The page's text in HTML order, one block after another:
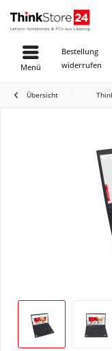
Bestellung
widerrufen
Menü
Übersicht